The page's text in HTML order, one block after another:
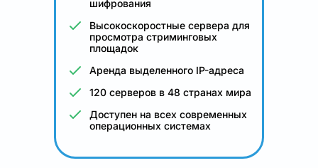
шифрования
Высокоскоростные сервера для
просмотра стриминговых
площадок
Аренда выделенного IP-адреса
120 серверов в 48 странах мира
Доступен на всех современных
операционных системах